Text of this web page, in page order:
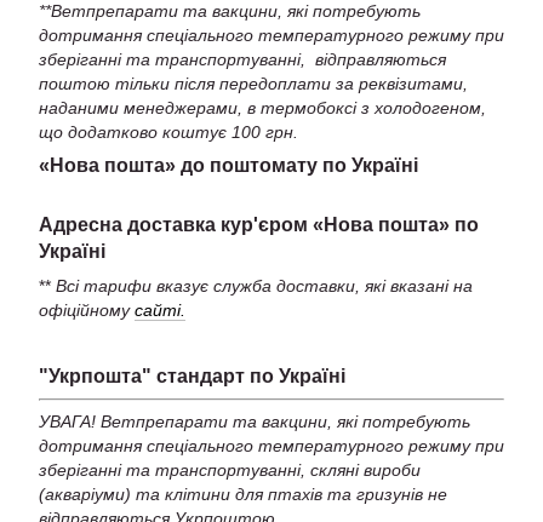
**Ветпрепарати та вакцини, які потребують
дотримання спеціального температурного режиму при
зберіганні та транспортуванні, відправляються
поштою тільки після передоплати за реквізитами,
наданими менеджерами, в термобоксі з холодогеном,
що додатково коштує 100 грн.
«Нова пошта» до поштомату по Україні
Адресна доставка кур'єром «Нова пошта» по
Україні
** Всі тарифи вказує служба доставки, які вказані на
офіційномусайті.
"Укрпошта" стандарт по Україні
УВАГА! Ветпрепарати та вакцини, які потребують
дотримання спеціального температурного режиму при
зберіганні та транспортуванні, скляні вироби
(акваріуми) та клітини для птахів та гризунів не